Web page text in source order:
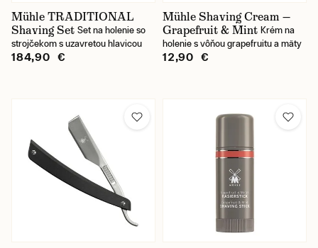
Mühle TRADITIONAL
Shaving Set Set na holenie so
strojčekom s uzavretou hlavicou
184,90 €
Mühle Shaving Cream —
Grapefruit & Mint Krém na
holenie s vôňou grapefruitu a mäty
12,90 €